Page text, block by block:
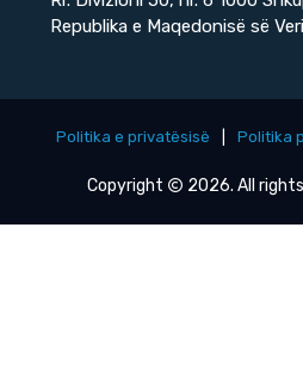
Republika e Maqedonisë së
Politika e privatësisë Politika
Copyright 2026. All